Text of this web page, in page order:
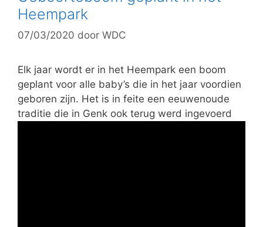
r
i
ë
n
Heempark
07/03/2020 door WDC
Elk jaar wordt er in het Heempark een boom
geplant voor alle baby’s die in het jaar voordien
geboren zijn. Het is in feite een eeuwenoude
traditie die in Genk ook terug werd ingevoerd